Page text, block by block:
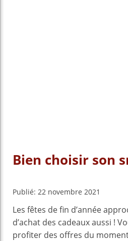
Bien choisir son
Publié: 22 novembre 2021
Les fêtes de fin d’année
d’achat des cadeaux aussi !
profiter des offres du